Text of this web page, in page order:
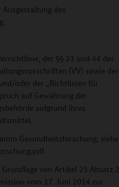
des
der §§ 23 und 44 der
(VV) sowie der
oder der „Richtlinien für
auf Gewährung der
aufgrund ihres
Gesundheitsforschung, siehe
.
von Artikel 25 Absatz 2
vom 17. Juni 2014 zur